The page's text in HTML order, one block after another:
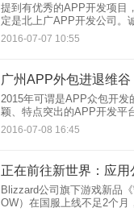
提到有优秀的APP开发项目
定是北上广APP开发公司。
开发上技术与人才的双重优
费用也往往成为了众多创业
2016-07-07 10:55
2015年可谓是APP众包开发
颖、特点突出的APP开发平
然兴起，并迅速在行内占领
包、程序员客栈、码市、实
2016-07-08 16:45
Blizzard公司旗下游戏新品
OW）在国服上线不足2个月